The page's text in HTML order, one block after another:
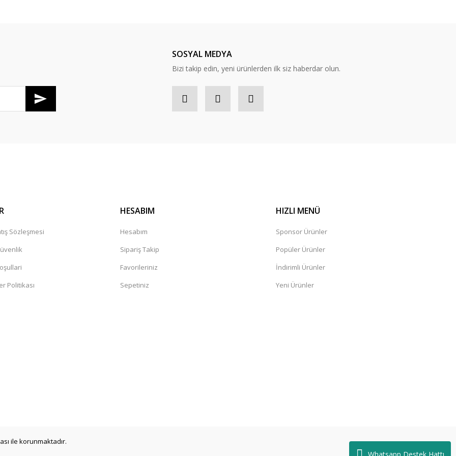
Whatsapp Destek Hattı
SOSYAL MEDYA
Bizi takip edin, yeni ürünlerden ilk siz haberdar olun.
Sözleşmesi
Politikası
HESABIM
Hesabım
Sipariş Takip
Favorileriniz
Sepetiniz
HIZLI MENÜ
Sponsor Ürünler
Popüler Ürünler
İndirimli Ürünler
Yeni Ürünler
ile korunmaktadır.